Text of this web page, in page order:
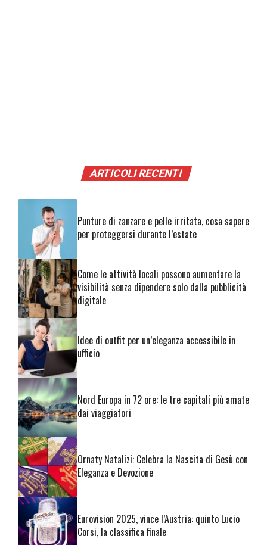
ARTICOLI RECENTI
Punture di zanzare e pelle irritata, cosa sapere
per proteggersi durante l’estate
Come le attività locali possono aumentare la
visibilità senza dipendere solo dalla pubblicità
digitale
Idee di outfit per un’eleganza accessibile in
ufficio
Nord Europa in 72 ore: le tre capitali più amate
dai viaggiatori
Ornaty Natalizi: Celebra la Nascita di Gesù con
Eleganza e Devozione
Eurovision 2025, vince l’Austria: quinto Lucio
Corsi, la classifica finale